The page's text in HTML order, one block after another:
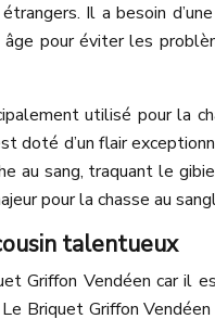
Il a besoin
pour éviter les
utilisé pour la
doté d’un flair
au sang, traquant le
pour la chasse au
talentueux
Griffon Vendéen car il
Briquet Griffon